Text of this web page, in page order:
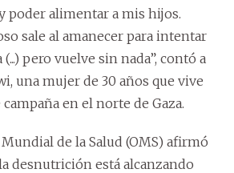
poder alimentar a mis hijos.
sale al amanecer para intentar
pero vuelve sin nada”, contó a
una mujer de 30 años que vive
en el norte de Gaza.
de la Salud (OMS) afirmó
desnutrición está alcanzando